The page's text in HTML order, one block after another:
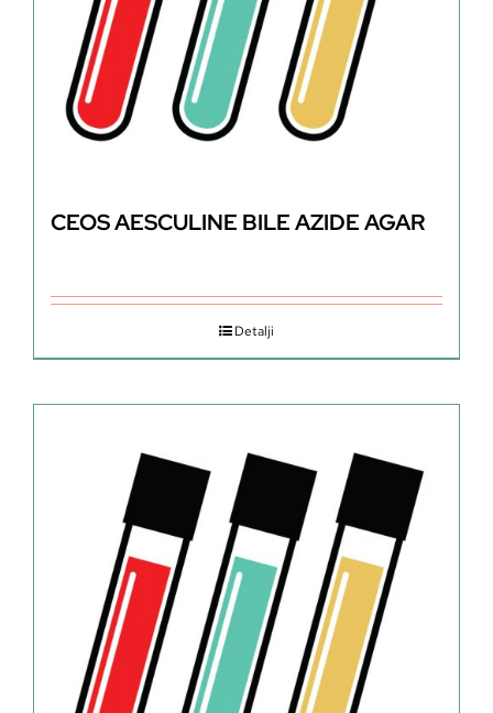
CEOS AESCULINE BILE AZIDE AGAR
Detalji